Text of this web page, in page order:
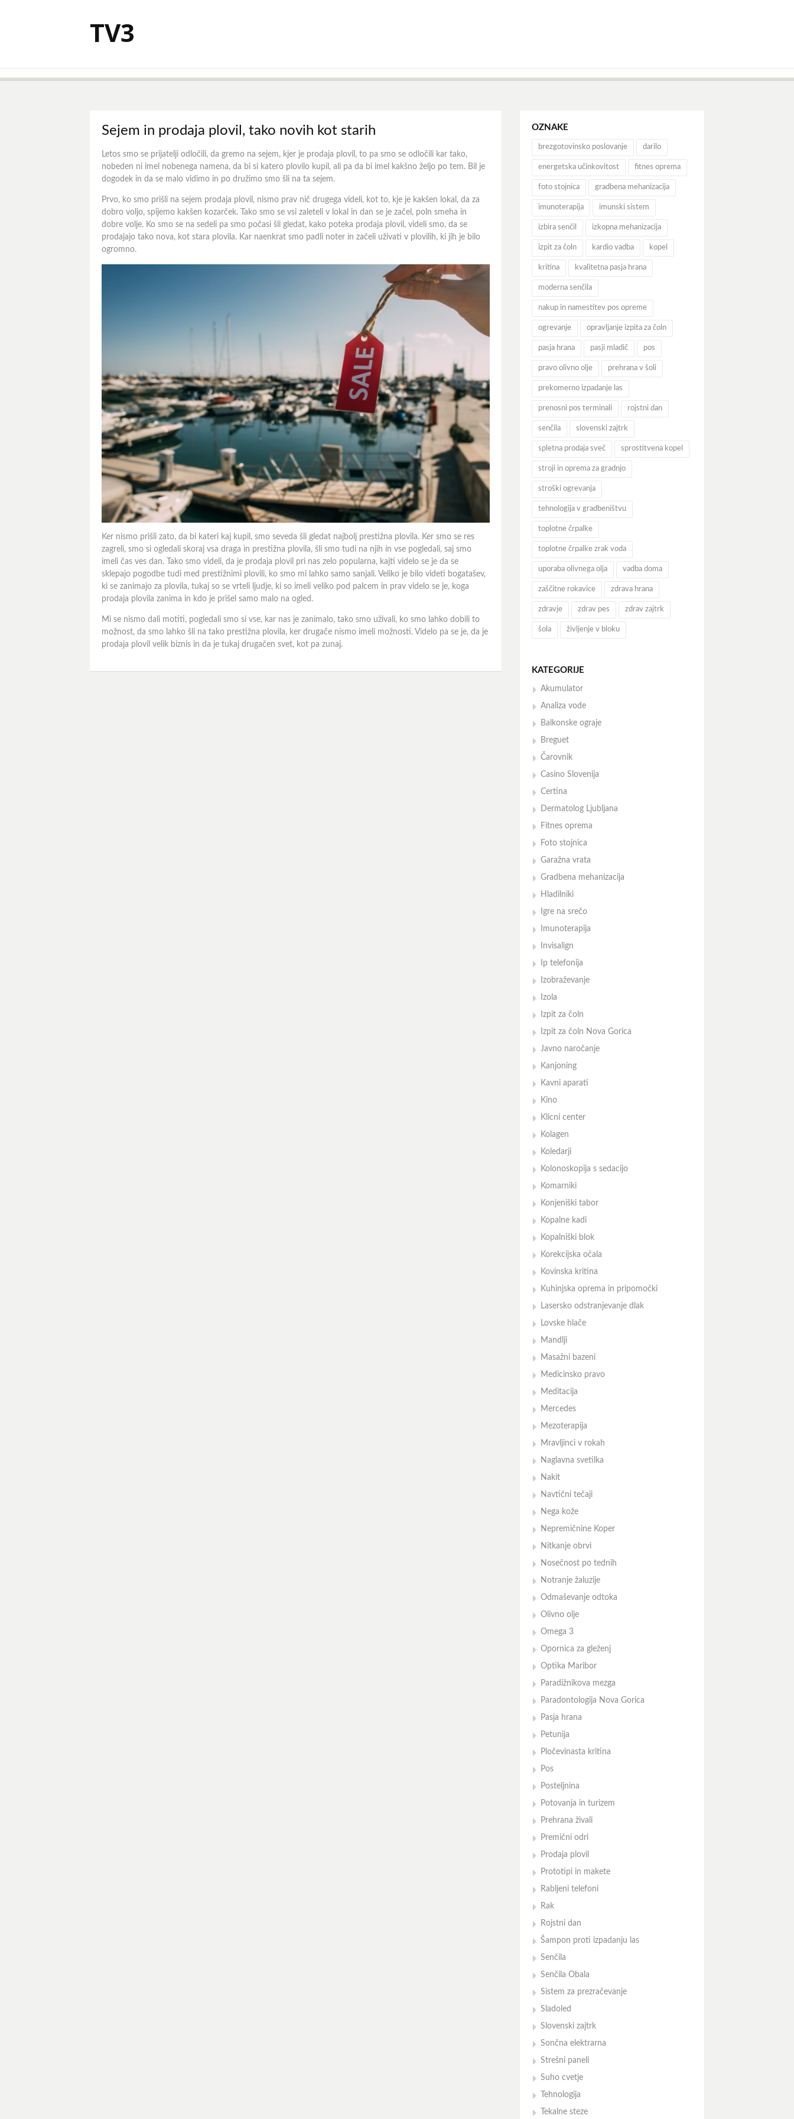
TV3
Sejem in prodaja plovil, tako novih kot starih
Letos smo se prijatelji odločili, da gremo na sejem, kjer je prodaja plovil, to pa smo se odločili kar tako,
nobeden ni imel nobenega namena, da bi si katero plovilo kupil, ali pa da bi imel kakšno željo po tem. Bil je
dogodek in da se malo vidimo in po družimo smo šli na ta sejem.
Prvo, ko smo prišli na sejem prodaja plovil, nismo prav nič drugega videli, kot to, kje je kakšen lokal, da za
dobro voljo, spijemo kakšen kozarček. Tako smo se vsi zaleteli v lokal in dan se je začel, poln smeha in
dobre volje. Ko smo se na sedeli pa smo počasi šli gledat, kako poteka prodaja plovil, videli smo, da se
prodajajo tako nova, kot stara plovila. Kar naenkrat smo padli noter in začeli uživati v plovilih, ki jih je bilo
ogromno.
Ker nismo prišli zato, da bi kateri kaj kupil, smo seveda šli gledat najbolj prestižna plovila. Ker smo se res
zagreli, smo si ogledali skoraj vsa draga in prestižna plovila, šli smo tudi na njih in vse pogledali, saj smo
imeli čas ves dan. Tako smo videli, da je prodaja plovil pri nas zelo popularna, kajti videlo se je da se
sklepajo pogodbe tudi med prestižnimi plovili, ko smo mi lahko samo sanjali. Veliko je bilo videti bogatašev,
ki se zanimajo za plovila, tukaj so se vrteli ljudje, ki so imeli veliko pod palcem in prav videlo se je, koga
prodaja plovila zanima in kdo je prišel samo malo na ogled.
Mi se nismo dali motiti, pogledali smo si vse, kar nas je zanimalo, tako smo uživali, ko smo lahko dobili to
možnost, da smo lahko šli na tako prestižna plovila, ker drugače nismo imeli možnosti. Videlo pa se je, da je
prodaja plovil velik biznis in da je tukaj drugačen svet, kot pa zunaj.
OZNAKE
brezgotovinsko poslovanje darilo
energetska učinkovitost fitnes oprema
foto stojnica gradbena mehanizacija
imunoterapija imunski sistem
izbira senčil izkopna mehanizacija
izpit za čoln kardio vadba kopel
kritina kvalitetna pasja hrana
moderna senčila
nakup in namestitev pos opreme
ogrevanje opravljanje izpita za čoln
pasja hrana pasji mladič pos
pravo olivno olje prehrana v šoli
prekomerno izpadanje las
prenosni pos terminali rojstni dan
senčila slovenski zajtrk
spletna prodaja sveč sprostitvena kopel
stroji in oprema za gradnjo
stroški ogrevanja
tehnologija v gradbeništvu
toplotne črpalke
toplotne črpalke zrak voda
uporaba olivnega olja vadba doma
zaščitne rokavice zdrava hrana
zdravje zdrav pes zdrav zajtrk
šola življenje v bloku
KATEGORIJE
Akumulator
Analiza vode
Balkonske ograje
Breguet
Čarovnik
Casino Slovenija
Certina
Dermatolog Ljubljana
Fitnes oprema
Foto stojnica
Garažna vrata
Gradbena mehanizacija
Hladilniki
Igre na srečo
Imunoterapija
Invisalign
Ip telefonija
Izobraževanje
Izola
Izpit za čoln
Izpit za čoln Nova Gorica
Javno naročanje
Kanjoning
Kavni aparati
Kino
Klicni center
Kolagen
Koledarji
Kolonoskopija s sedacijo
Komarniki
Konjeniški tabor
Kopalne kadi
Kopalniški blok
Korekcijska očala
Kovinska kritina
Kuhinjska oprema in pripomočki
Lasersko odstranjevanje dlak
Lovske hlače
Mandlji
Masažni bazeni
Medicinsko pravo
Meditacija
Mercedes
Mezoterapija
Mravljinci v rokah
Naglavna svetilka
Nakit
Navtični tečaji
Nega kože
Nepremičnine Koper
Nitkanje obrvi
Nosečnost po tednih
Notranje žaluzije
Odmaševanje odtoka
Olivno olje
Omega 3
Opornica za gleženj
Optika Maribor
Paradižnikova mezga
Paradontologija Nova Gorica
Pasja hrana
Petunija
Pločevinasta kritina
Pos
Posteljnina
Potovanja in turizem
Prehrana živali
Premični odri
Prodaja plovil
Prototipi in makete
Rabljeni telefoni
Rak
Rojstni dan
Šampon proti izpadanju las
Senčila
Senčila Obala
Sistem za prezračevanje
Sladoled
Slovenski zajtrk
Sončna elektrarna
Strešni paneli
Suho cvetje
Tehnologija
Tekalne steze